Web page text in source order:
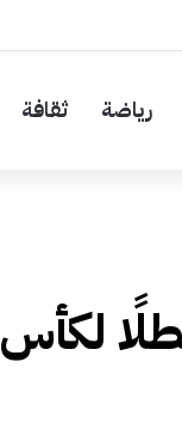
رياضة ثقافة
لكأس